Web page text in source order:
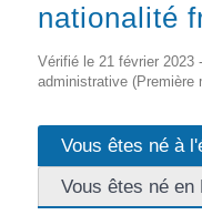
nationalité
Vérifié le 21 février 2023
administrative (Première
Vous êtes né à
Vous êtes né en